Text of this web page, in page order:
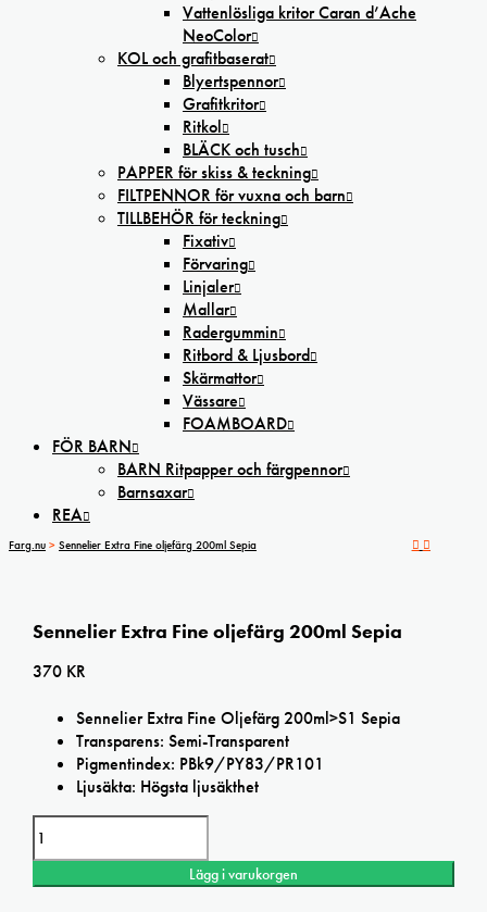
Vattenlösliga kritor Caran d’Ache
NeoColor
KOL och grafitbaserat
Blyertspennor
Grafitkritor
Ritkol
BLÄCK och tusch
PAPPER för skiss & teckning
FILTPENNOR för vuxna och barn
TILLBEHÖR för teckning
Fixativ
Förvaring
Linjaler
Mallar
Radergummin
Ritbord & Ljusbord
Skärmattor
Vässare
FOAMBOARD
FÖR BARN
BARN Ritpapper och färgpennor
Barnsaxar
REA
Farg.nu > Sennelier Extra Fine oljefärg 200ml Sepia
Sennelier Extra Fine oljefärg 200ml Sepia
370 KR
Sennelier Extra Fine Oljefärg 200ml>S1 Sepia
Transparens: Semi-Transparent
Pigmentindex: PBk9/PY83/PR101
Ljusäkta: Högsta ljusäkthet
Sennelier
Extra
Fine
oljefärg
Lägg i varukorgen